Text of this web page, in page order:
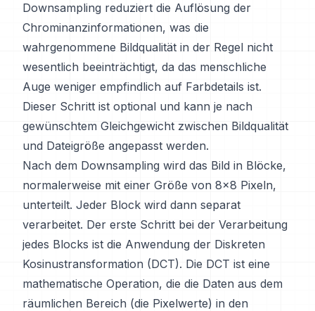
Downsampling reduziert die Auflösung der
Chrominanzinformationen, was die
wahrgenommene Bildqualität in der Regel nicht
wesentlich beeinträchtigt, da das menschliche
Auge weniger empfindlich auf Farbdetails ist.
Dieser Schritt ist optional und kann je nach
gewünschtem Gleichgewicht zwischen Bildqualität
und Dateigröße angepasst werden.
Nach dem Downsampling wird das Bild in Blöcke,
normalerweise mit einer Größe von 8x8 Pixeln,
unterteilt. Jeder Block wird dann separat
verarbeitet. Der erste Schritt bei der Verarbeitung
jedes Blocks ist die Anwendung der Diskreten
Kosinustransformation (DCT). Die DCT ist eine
mathematische Operation, die die Daten aus dem
räumlichen Bereich (die Pixelwerte) in den